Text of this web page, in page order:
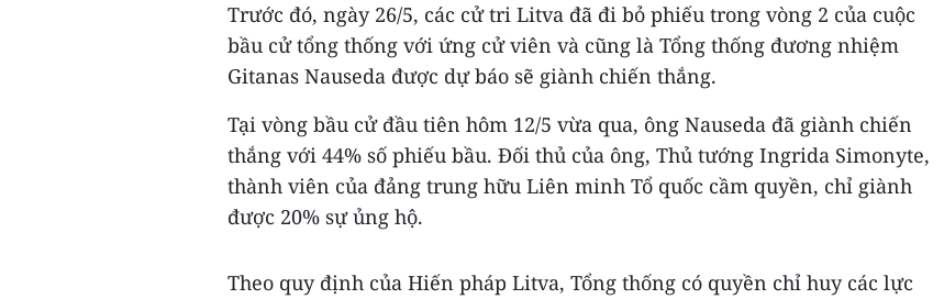
Trước đó, ngày 26/5, các cử tri Litva đã đi bỏ phiếu trong vòng 2 của cuộc
bầu cử tổng thống với ứng cử viên và cũng là Tổng thống đương nhiệm
Gitanas Nauseda được dự báo sẽ giành chiến thắng.
Tại vòng bầu cử đầu tiên hôm 12/5 vừa qua, ông Nauseda đã giành chiến
thắng với 44% số phiếu bầu. Đối thủ của ông, Thủ tướng Ingrida Simonyte,
thành viên của đảng trung hữu Liên minh Tổ quốc cầm quyền, chỉ giành
được 20% sự ủng hộ.
Theo quy định của Hiến pháp Litva, Tổng thống có quyền chỉ huy các lực